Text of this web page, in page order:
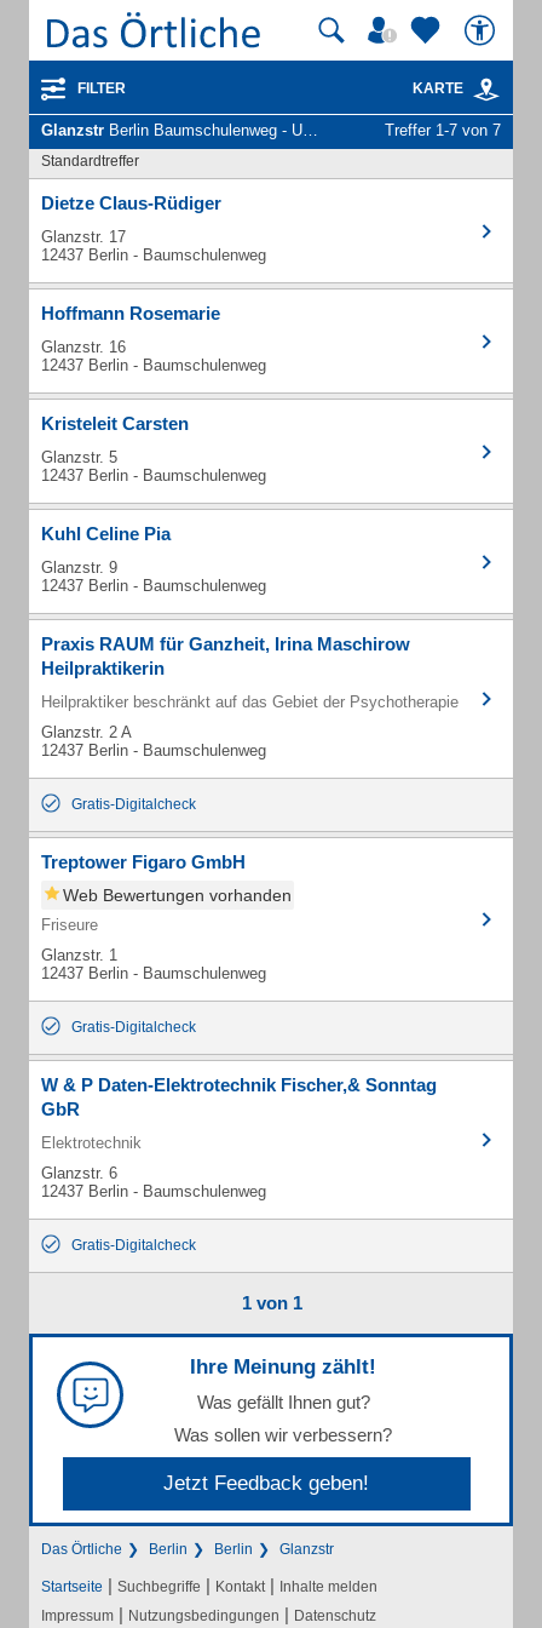
FILTER KARTE
Glanzstr Berlin Baumschulenweg - Unternehmen und Personen Treffer 1-7 von 7
Standardtreffer
Dietze Claus-Rüdiger
Glanzstr. 17
12437 Berlin - Baumschulenweg
Hoffmann Rosemarie
Glanzstr. 16
12437 Berlin - Baumschulenweg
Kristeleit Carsten
Glanzstr. 5
12437 Berlin - Baumschulenweg
Kuhl Celine Pia
Glanzstr. 9
12437 Berlin - Baumschulenweg
Praxis RAUM für Ganzheit, Irina Maschirow
Heilpraktikerin
Heilpraktiker beschränkt auf das Gebiet der Psychotherapie
Glanzstr. 2 A
12437 Berlin - Baumschulenweg
Gratis-Digitalcheck
Treptower Figaro GmbH
Web Bewertungen vorhanden
Friseure
Glanzstr. 1
12437 Berlin - Baumschulenweg
Gratis-Digitalcheck
W & P Daten-Elektrotechnik Fischer,& Sonntag
GbR
Elektrotechnik
Glanzstr. 6
12437 Berlin - Baumschulenweg
Gratis-Digitalcheck
1 von 1
Ihre Meinung zählt!
Was gefällt Ihnen gut?
Was sollen wir verbessern?
Jetzt Feedback geben!
Das Örtliche Berlin Berlin Glanzstr
Startseite | Suchbegriffe | Kontakt | Inhalte melden
Impressum | Nutzungsbedingungen | Datenschutz